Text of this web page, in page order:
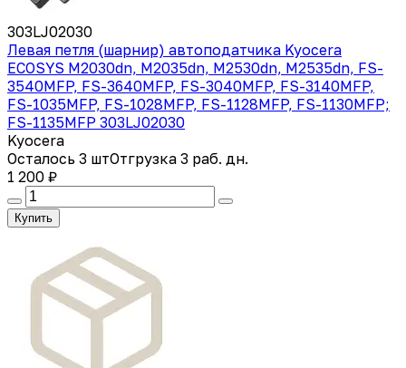
303LJ02030
Левая петля (шарнир) автоподатчика Kyocera
ECOSYS M2030dn, M2035dn, M2530dn, M2535dn, FS-
3540MFP, FS-3640MFP, FS-3040MFP, FS-3140MFP,
FS-1035MFP, FS-1028MFP, FS-1128MFP, FS-1130MFP;
FS-1135MFP 303LJ02030
Kyocera
Осталось 3 штОтгрузка 3 раб. дн.
1 200 ₽
Купить